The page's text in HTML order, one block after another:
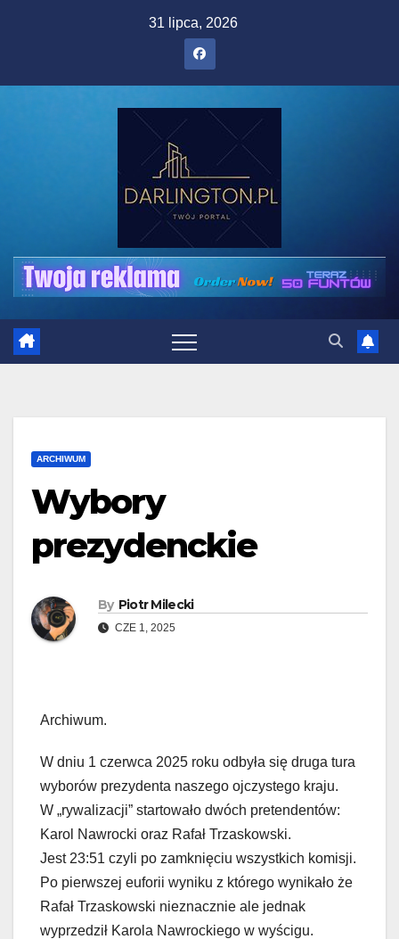
31 lipca, 2026
ARCHIWUM
Wybory
prezydenckie
By Piotr Milecki
CZE 1, 2025
Archiwum.
W dniu 1 czerwca 2025 roku odbyła się druga tura
wyborów prezydenta naszego ojczystego kraju.
W „rywalizacji” startowało dwóch pretendentów:
Karol Nawrocki oraz Rafał Trzaskowski.
Jest 23:51 czyli po zamknięciu wszystkich komisji.
Po pierwszej euforii wyniku z którego wynikało że
Rafał Trzaskowski nieznacznie ale jednak
wyprzedził Karola Nawrockiego w wyścigu.